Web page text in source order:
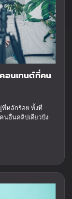
อนเทนต์ที่คน
ที่หลักร้อย ทั้งที่
นอื่นคลิปเดียวปัง